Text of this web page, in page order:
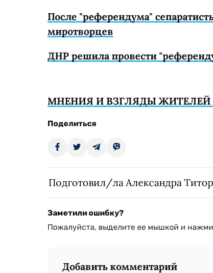
После "референдума"
миротворцев
ДНР решила провести
МНЕНИЯ И ВЗГЛЯДЫ ЖИТЕЛЕЙ
Поделиться
Подготовил/ла Александра
Заметили ошибку?
Пожалуйста, выделите ее мышкой и
Добавить комментарий